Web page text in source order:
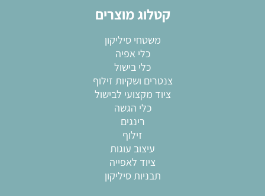
קטלוג מוצרים
משטחי סיליקון
כלי אפיה
כלי בישול
צנטרים ושקיות זילוף
ציוד מקצועי לבישול
כלי הגשה
רינגים
זילוף
עיצוב עוגות
ציוד לאפייה
תבניות סיליקון